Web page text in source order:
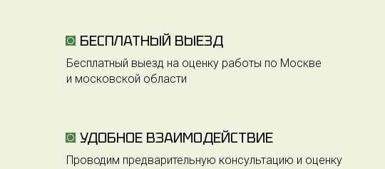
БЕСПЛАТНЫЙ ВЫЕЗД
Бесплатный выезд на оценку работы по Москве
и московской области
УДОБНОЕ ВЗАИМОДЕЙСТВИЕ
Проводим предварительную консультацию и оценку